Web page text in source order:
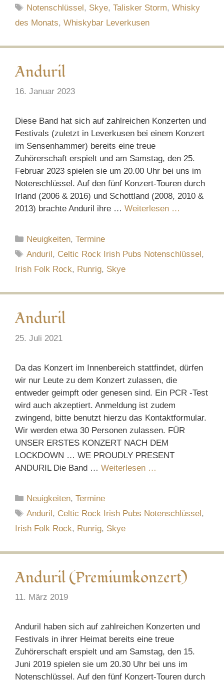
Schlagwörter
Notenschlüssel, Skye,Talisker Storm,Whisky
des Monats, Whiskybar Leverkusen
Anduril
16. Januar 2023
Diese Band hat sich auf zahlreichen Konzerten und
Festivals (zuletzt in Leverkusen bei einem Konzert
im Sensenhammer) bereits eine treue
Zuhörerschaft erspielt und am Samstag, den 25.
Februar 2023 spielen sie um 20.00 Uhr bei uns im
Notenschlüssel. Auf den fünf Konzert-Touren durch
Irland (2006 & 2016) und Schottland (2008, 2010 &
2013) brachte Anduril ihre … Weiterlesen …
Kategorien
Neuigkeiten,Termine
Schlagwörter
Anduril, Celtic Rock Irish Pubs Notenschlüssel,
Irish Folk Rock, Runrig, Skye
Anduril
25. Juli 2021
Da das Konzert im Innenbereich stattfindet, dürfen
wir nur Leute zu dem Konzert zulassen, die
entweder geimpft oder genesen sind. Ein PCR -Test
wird auch akzeptiert. Anmeldung ist zudem
zwingend, bitte benutzt hierzu das Kontaktformular.
Wir werden etwa 30 Personen zulassen. FÜR
UNSER ERSTES KONZERT NACH DEM
LOCKDOWN … WE PROUDLY PRESENT
ANDURIL Die Band … Weiterlesen …
Kategorien
Neuigkeiten,Termine
Schlagwörter
Anduril, Celtic Rock Irish Pubs Notenschlüssel,
Irish Folk Rock, Runrig, Skye
Anduril (Premiumkonzert)
11. März 2019
Anduril haben sich auf zahlreichen Konzerten und
Festivals in ihrer Heimat bereits eine treue
Zuhörerschaft erspielt und am Samstag, den 15.
Juni 2019 spielen sie um 20.30 Uhr bei uns im
Notenschlüssel. Auf den fünf Konzert-Touren durch